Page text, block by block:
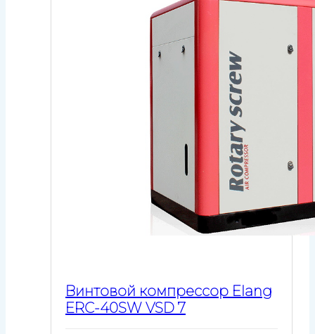
Винтовой компрессор Elang
ERC-40SW VSD 7